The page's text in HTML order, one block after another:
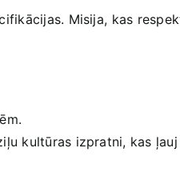
Misija,⁣ kas
kultūras izpratni, kas